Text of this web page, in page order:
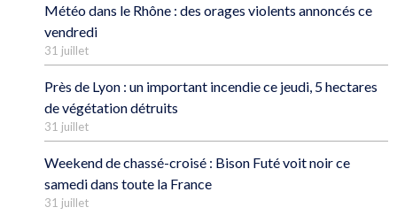
Météo dans le Rhône : des orages violents annoncés ce
vendredi
31 juillet
Près de Lyon : un important incendie ce jeudi, 5 hectares
de végétation détruits
31 juillet
Weekend de chassé-croisé : Bison Futé voit noir ce
samedi dans toute la France
31 juillet